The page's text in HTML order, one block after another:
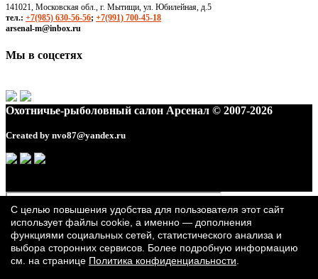
141021, Московская обл., г. Мытищи, ул. Юбилейная, д.5
тел.: +7(985) 630-56-56; +7(991) 700-45-18
arsenal-m@inbox.ru
Мы в соцсетях
Охотничье-рыболовный салон Арсенал © 2007-2026
Created by nvo87@yandex.ru
С целью повышения удобства для пользователя этот сайт
использует файлы cookie, а именно — дополнения
функциями социальных сетей, статистического анализа и
выбора сторонних сервисов. Более подробную информацию
см. на странице Политика конфиденциальности